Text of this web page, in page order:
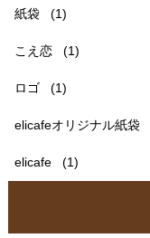
紙袋 (1)
こえ恋 (1)
ロゴ (1)
elicafeオリジナル紙袋
elicafe (1)